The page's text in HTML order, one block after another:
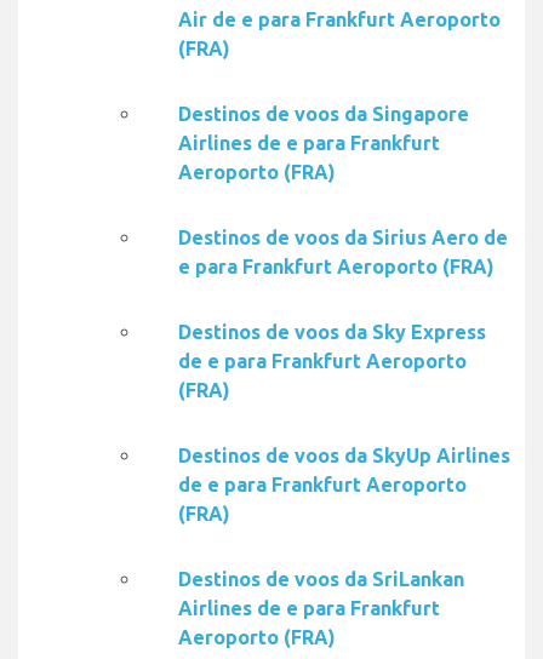
Air de e para Frankfurt Aeroporto
(FRA)
Destinos de voos da Singapore
Airlines de e para Frankfurt
Aeroporto (FRA)
Destinos de voos da Sirius Aero de
e para Frankfurt Aeroporto (FRA)
Destinos de voos da Sky Express
de e para Frankfurt Aeroporto
(FRA)
Destinos de voos da SkyUp Airlines
de e para Frankfurt Aeroporto
(FRA)
Destinos de voos da SriLankan
Airlines de e para Frankfurt
Aeroporto (FRA)